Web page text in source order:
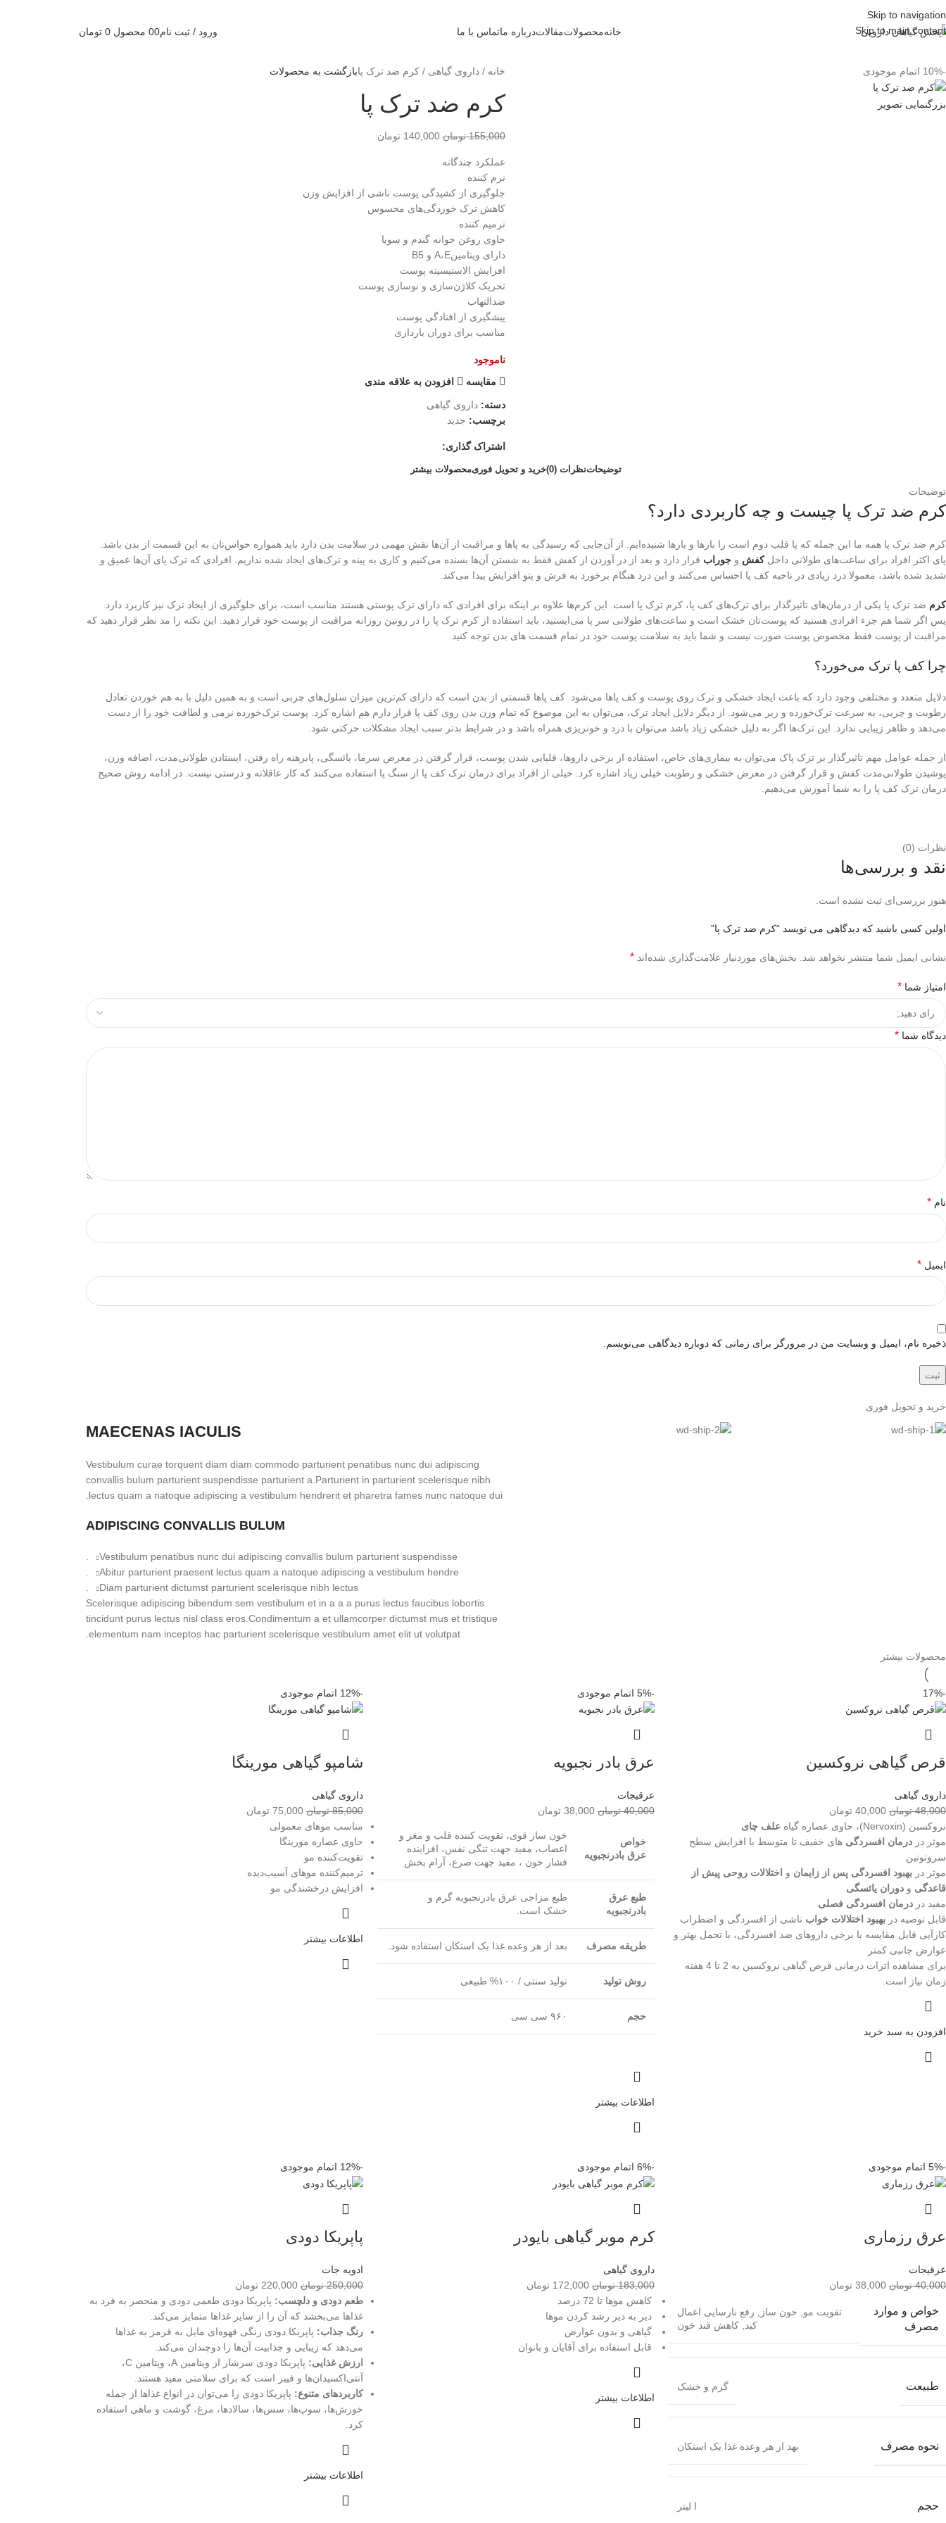
Skip to navigation
Skip to main content
خانهمحصولاتمقالاتدرباره ماتماس با ما ورود / ثبت نام0
0 محصول 0 تومان
-10% اتمام موجودی
بزرگنمایی تصویر
خانه داروی گیاهی کرم ضد ترک پابازگشت به محصولات
کرم ضد ترک پا
155,000 تومان 140,000 تومان
عملکرد چندگانه
نرم کننده
جلوگیری از کشیدگی پوست ناشی از افزایش وزن
کاهش ترک خوردگی‌های محسوس
ترمیم کننده
حاوی روغن جوانه گندم و سویا
دارای ویتامینA،E و B5
افزایش الاستیسیته پوست
تحریک کلاژن‌سازی و نوسازی پوست
ضدالتهاب
پیشگیری از افتادگی پوست
مناسب برای دوران بارداری
ناموجود
مقایسه
افزودن به علاقه مندی
دسته: داروی گیاهی
برچسب: جدید
اشتراک گذاری:
توضیحاتنظرات (0) خرید و تحویل فوریمحصولات بیشتر
توضیحات
کرم ضد ترک پا چیست و چه کاربردی دارد؟
کرم ضد ترک پا همه ما این جمله که پا قلب دوم است را بارها و بارها شنیده‌ایم. از آن‌جایی که رسیدگی به پاها و مراقبت از آن‌ها نقش مهمی در سلامت بدن دارد باید همواره حواس‌تان به این قسمت از بدن باشد.
پای اکثر افراد برای ساعت‌های طولانی داخلکفش و جوراب قرار دارد و بعد از در آوردن از کفش فقط به شستن آن‌ها بسنده می‌کنیم و کاری به پینه و ترک‌های ایجاد شده نداریم. افرادی که ترک‌ پای آن‌ها عمیق و
شدید شده باشد، معمولا درد زیادی در ناحیه کف پا احساس می‌کنند و این درد هنگام برخورد به فرش و پتو افزایش پیدا می‌کند.
کرم ضد ترک پا یکی از درمان‌های تاثیرگذار برای ترک‌های کف پا، کرم ترک پا است. این کرم‌ها علاوه بر اینکه برای افرادی که دارای ترک پوستی هستند مناسب است، برای جلوگیری از ایجاد ترک نیز کاربرد دارد.
پس اگر شما هم جزء افرادی هستید که پوست‌تان خشک است و ساعت‌های طولانی سر پا می‌ایستید، باید استفاده از کرم ترک پا را در روتین روزانه مراقبت از پوست خود قرار دهید. این نکته را مد نظر قرار دهید که
مراقبت از پوست فقط مخصوص پوست صورت نیست و شما باید به سلامت پوست خود در تمام قسمت ‌های بدن توجه کنید.
چرا کف پا ترک می‌خورد؟
دلایل متعدد و مختلفی وجود دارد که باعث ایجاد خشکی و ترک روی پوست و کف پاها می‌شود. کف پاها قسمتی از بدن است که دارای کم‌ترین میزان سلول‌های چربی است و به همین دلیل با به هم خوردن تعادل
رطوبت و چربی، به سرعت ترک‌خورده و زبر می‌شود. از دیگر دلایل ایجاد ترک، می‌توان به این موضوع که تمام وزن بدن روی کف پا قرار دارم هم اشاره کرد. پوست ترک‌خورده نرمی و لطافت خود را از دست
می‌دهد و ظاهر زیبایی ندارد. این ترک‌ها اگر به دلیل خشکی زیاد باشد می‌توان با درد و خونریزی همراه باشد و در شرایط بدتر سبب ایجاد مشکلات حرکتی شود.
از جمله عوامل مهم تاثیرگذار بر ترک پاک می‌توان به بیماری‌های خاص، استفاده از برخی داروها، قلیایی شدن پوست، قرار گرفتن در معرض سرما، یائسگی، پابرهنه راه رفتن، ایستادن طولانی‌مدت، اضافه وزن،
پوشیدن طولانی‌مدت کفش و قرار گرفتن در معرض خشکی و رطوبت خیلی زیاد اشاره کرد. خیلی از افراد برای درمان ترک کف پا از سنگ پا استفاده می‌کنند که کار عاقلانه و درستی نیست. در ادامه روش صحیح
درمان ترک کف پا را به شما آموزش می‌دهیم.
نظرات (0)
نقد و بررسی‌ها
هنوز بررسی‌ای ثبت نشده است.
اولین کسی باشید که دیدگاهی می نویسد “کرم ضد ترک پا”
نشانی ایمیل شما منتشر نخواهد شد. بخش‌های موردنیاز علامت‌گذاری شده‌اند *
امتیاز شما *
دیدگاه شما *
نام *
ایمیل *
ذخیره نام، ایمیل و وبسایت من در مرورگر برای زمانی که دوباره دیدگاهی می‌نویسم.
خرید و تحویل فوری
MAECENAS IACULIS
Vestibulum curae torquent diam diam commodo parturient penatibus nunc dui adipiscing
convallis bulum parturient suspendisse parturient a.Parturient in parturient scelerisque nibh
lectus quam a natoque adipiscing a vestibulum hendrerit et pharetra fames nunc natoque dui.
ADIPISCING CONVALLIS BULUM
Vestibulum penatibus nunc dui adipiscing convallis bulum parturient suspendisse.
Abitur parturient praesent lectus quam a natoque adipiscing a vestibulum hendre.
Diam parturient dictumst parturient scelerisque nibh lectus.
Scelerisque adipiscing bibendum sem vestibulum et in a a a purus lectus faucibus lobortis
tincidunt purus lectus nisl class eros.Condimentum a et ullamcorper dictumst mus et tristique
elementum nam inceptos hac parturient scelerisque vestibulum amet elit ut volutpat.
محصولات بیشتر
-17%
قرص گیاهی نروکسین
داروی گیاهی
48,000 تومان 40,000 تومان
نروکسین (Nervoxin)، حاوی عصاره گیاه
علف چای
موثر در درمان افسردگی های خفیف تا متوسط با افزایش سطح
سروتونین
موثر در بهبود افسردگی پس از زایمان و
اختلالات روحی پیش از
قاعدگی و دوران یائسگی
مفید در درمان افسردگی فصلی
قابل توصیه در بهبود اختلالات خواب ناشی از افسردگی و اضطراب
کارآیی قابل مقایسه با برخی داروهای ضد افسردگی، با تحمل بهتر و
عوارض جانبی کمتر
برای مشاهده اثرات درمانی قرص گیاهی نروکسین به 2 تا 4 هفته
زمان نیاز است.
افزودن به سبد خرید
-5% اتمام موجودی
عرق بادر نجبویه
عرقیجات
40,000 تومان 38,000 تومان
خواص
عرق بادرنجبویه
خون ساز قوی، تقویت کننده قلب و مغز و
اعصاب، مفید جهت تنگی نفس، افزاینده
فشار خون ، مفید جهت صرع، آرام بخش
طبع عرق
بادرنجبویه
طبع مزاجی عرق بادرنجبویه گرم و
خشک است.
طریقه مصرف بعد از هر وعده غذا یک استکان استفاده شود.
روش تولید تولید سنتی / ۱۰۰% طبیعی
حجم ۹۶۰ سی سی
اطلاعات بیشتر
-12% اتمام موجودی
شامپو گیاهی مورینگا
داروی گیاهی
85,000 تومان 75,000 تومان
مناسب موهای معمولی
حاوی عصاره مورینگا
تقویت‌کننده مو
ترمیم‌کننده موهای آسیب‌دیده
افزایش درخشندگی مو
اطلاعات بیشتر
-5% اتمام موجودی
عرق رزماری
عرقیجات
40,000 تومان 38,000 تومان
خواص و موارد
مصرف
تقویت مو, خون ساز, رفع نارسایی اعمال
کبد, کاهش قند خون
طبیعت گرم و خشک
نحوه مصرف بهد از هر وعده غذا یک استکان
حجم ا لیتر
-6% اتمام موجودی
کرم موبر گیاهی بایودر
داروی گیاهی
183,000 تومان 172,000 تومان
کاهش موها تا 72 درصد
دیر به دیر رشد کردن موها
گیاهی و بدون عوارض
قابل استفاده برای آقایان و بانوان
اطلاعات بیشتر
-12% اتمام موجودی
پاپریکا دودی
ادویه جات
250,000 تومان 220,000 تومان
طعم دودی و دلچسب: پاپریکا دودی طعمی دودی و منحصر به فرد به
غذاها می‌بخشد که آن را از سایر غذاها متمایز می‌کند.
رنگ جذاب: پاپریکا دودی رنگی قهوه‌ای مایل به قرمز به غذاها
می‌دهد که زیبایی و جذابیت آن‌ها را دوچندان می‌کند.
ارزش غذایی:
پاپریکا دودی سرشار از ویتامین A، ویتامین C،
آنتی‌اکسیدان‌ها و فیبر است که برای سلامتی مفید هستند.
کاربردهای متنوع: پاپریکا دودی را می‌توان در انواع غذاها از جمله
خورش‌ها، سوپ‌ها، سس‌ها، سالادها، مرغ، گوشت و ماهی استفاده
کرد.
اطلاعات بیشتر